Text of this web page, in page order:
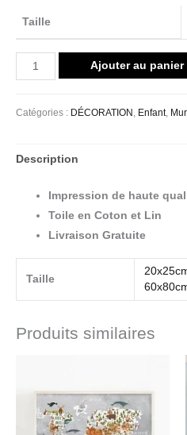
Taille
Ajouter au panier
Catégories : DÉCORATION , Enfant,
Description
Impression de haute
Toile en Coton et Lin
Livraison Gratuite
Taille
Produits similaires
18.99€
à
103.99€